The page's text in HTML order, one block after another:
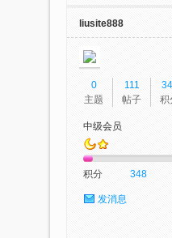
liusite888
0
主题
111
帖子
积
中级会员
积分 348
发消息